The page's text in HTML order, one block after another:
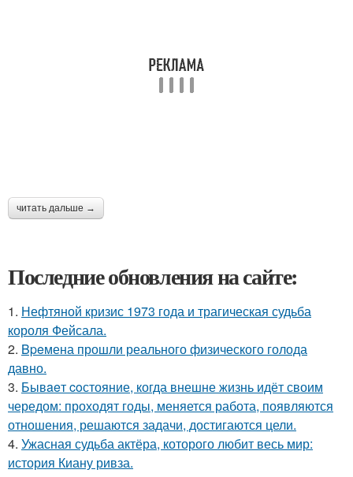
читать дальше →
Последние обновления на сайте:
1. Нефтяной кризис 1973 года и трагическая судьба
короля Фейсала.
2. Bpeмена прошли реального физического голода
давно.
3. Бывaeт coстояние, когда внешне жизнь идёт своим
чередом: проходят годы, меняется работа, появляются
отношения, решаются задачи, достигаются цели.
4. Ужасная судьба актёра, которого любит весь мир:
история Киану ривза.